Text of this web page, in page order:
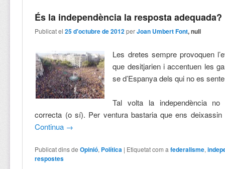
És la independència la resposta adequada?
Publicat el25 d'octubre de 2012 perJoan Umbert Font, null
Les dretes sempre provoquen
que desitjarien i accentuen les
se d’Espanya dels qui no es
Tal volta la independència
correcta (o sí). Per ventura bastaria que ens
Continua →
Publicat dins de Opinió, Política | Etiquetat com a federalisme,
respostes